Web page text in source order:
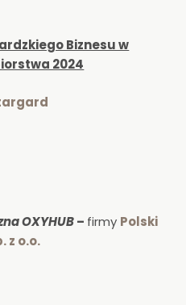
Biznesu w
2024
OXYHUB– firmy Polski
z o.o.